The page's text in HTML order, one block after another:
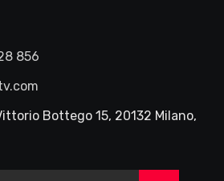
856
Bottego 15, 20132 Milano,